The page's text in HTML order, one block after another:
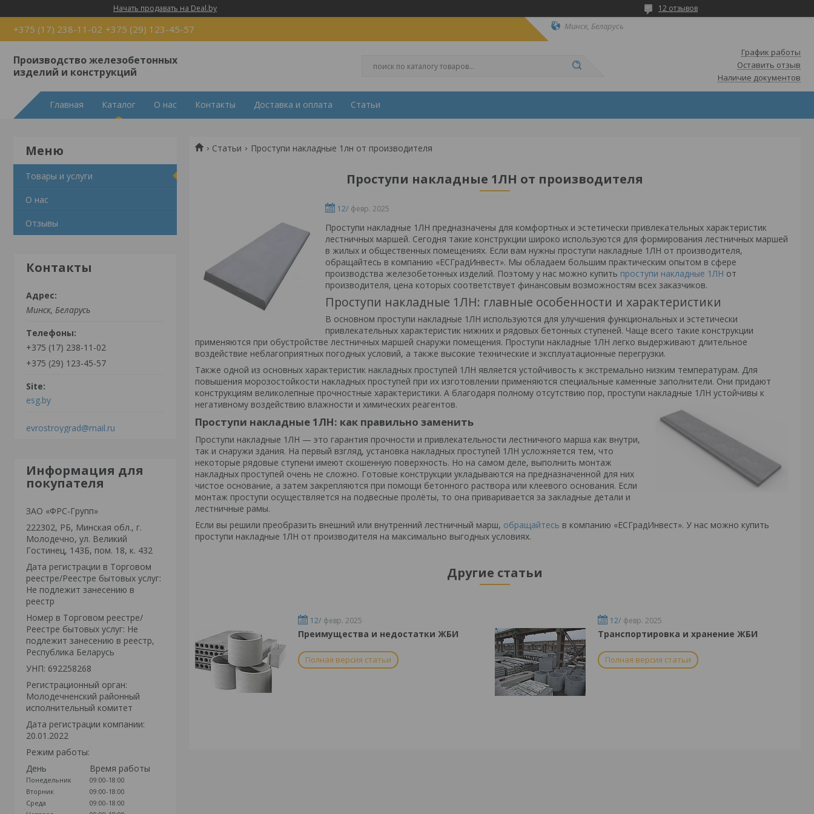
Начать продавать на Deal.by 12 отзывов
+375 (17) 238-11-02 +375 (29) 123-45-57 Минск, Беларусь
Производство железобетонных
изделий и конструкций
График работы
Оставить отзыв
Наличие документов
Главная Каталог О нас Контакты Доставка и оплата Статьи
Товары и услуги
О нас
Отзывы
Контакты
Минск, Беларусь
+375 (17) 238-11-02
+375 (29) 123-45-57
esg.by
evrostroygrad@mail.ru
Информация для
покупателя
ЗАО «ФРС-Групп»
222302, РБ, Минская обл., г.
Молодечно, ул. Великий
Гостинец, 143Б, пом. 18, к. 432
Дата регистрации в Торговом
реестре/Реестре бытовых услуг:
Не подлежит занесению в
реестр
Номер в Торговом реестре/
Реестре бытовых услуг: Не
подлежит занесению в реестр,
Республика Беларусь
УНП: 692258268
Регистрационный орган:
Молодечненский районный
исполнительный комитет
Дата регистрации компании:
20.01.2022
Режим работы:
День
Время работы
Понедельник
09:00-18:00
Вторник
09:00-18:00
Среда
09:00-18:00
Статьи Проступи накладные 1лн от производителя
Проступи накладные 1ЛН от производителя
12/ февр. 2025
Проступи накладные 1ЛН предназначены для комфортных и эстетически привлекательных характеристик
лестничных маршей. Сегодня такие конструкции широко используются для формирования лестничных маршей
в жилых и общественных помещениях. Если вам нужны проступи накладные 1ЛН от производителя,
обращайтесь в компанию «ЕСГрадИнвест». Мы обладаем большим практическим опытом в сфере
производства железобетонных изделий. Поэтому у нас можно купить проступи накладные 1ЛН от
производителя, цена которых соответствует финансовым возможностям всех заказчиков.
Проступи накладные 1ЛН: главные особенности и характеристики
В основном проступи накладные 1ЛН используются для улучшения функциональных и эстетически
привлекательных характеристик нижних и рядовых бетонных ступеней. Чаще всего такие конструкции
применяются при обустройстве лестничных маршей снаружи помещения. Проступи накладные 1ЛН легко выдерживают длительное
воздействие неблагоприятных погодных условий, а также высокие технические и эксплуатационные перегрузки.
Также одной из основных характеристик накладных проступей 1ЛН является устойчивость к экстремально низким температурам. Для
повышения морозостойкости накладных проступей при их изготовлении применяются специальные каменные заполнители. Они придают
конструкциям великолепные прочностные характеристики. А благодаря полному отсутствию пор, проступи накладные 1ЛН устойчивы к
негативному воздействию влажности и химических реагентов.
Проступи накладные 1ЛН: как правильно заменить
Проступи накладные 1ЛН — это гарантия прочности и привлекательности лестничного марша как внутри,
так и снаружи здания. На первый взгляд, установка накладных проступей 1ЛН усложняется тем, что
некоторые рядовые ступени имеют скошенную поверхность. Но на самом деле, выполнить монтаж
накладных проступей очень не сложно. Готовые конструкции укладываются на предназначенной для них
чистое основание, а затем закрепляются при помощи бетонного раствора или клеевого основания. Если
монтаж проступи осуществляется на подвесные пролёты, то она приваривается за закладные детали и
лестничные рамы.
Если вы решили преобразить внешний или внутренний лестничный марш, обращайтесь в компанию «ЕСГрадИнвест». У нас можно купить
проступи накладные 1ЛН от производителя на максимально выгодных условиях.
Другие статьи
12/ февр. 2025
Преимущества и недостатки ЖБИ
Полная версия статьи
12/ февр. 2025
Транспортировка и хранение ЖБИ
Полная версия статьи